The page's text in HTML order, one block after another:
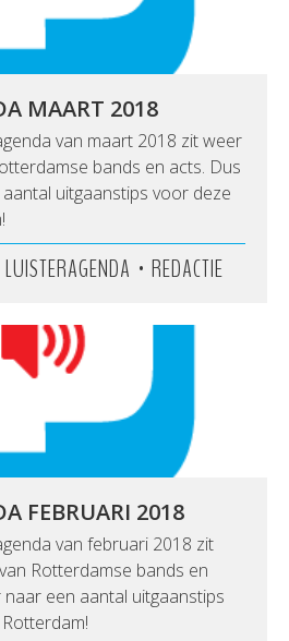
MAART 2018
van maart 2018 zit weer
bands en acts. Dus
uitgaanstips voor deze
LUISTERAGENDA • REDACTIE
FEBRUARI 2018
van februari 2018 zit
Rotterdamse bands en
een aantal uitgaanstips